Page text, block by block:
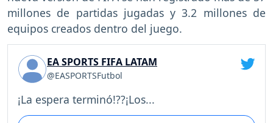
millones de partidas jugadas y 3.2 millones de
equipos creados dentro del juego.
EA SPORTS FIFA LATAM
@EASPORTSFutbol
¡La espera terminó!??¡Los...